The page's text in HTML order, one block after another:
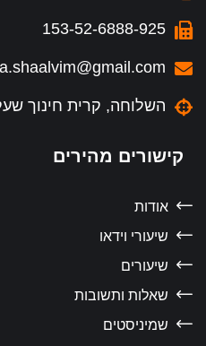
153-52-6888-925
השלוחה, קרית חינוך
קישורים מהירים
אודות
שיעורי וידאו
שיעורים
שאלות ותשובות
שמיניסטים